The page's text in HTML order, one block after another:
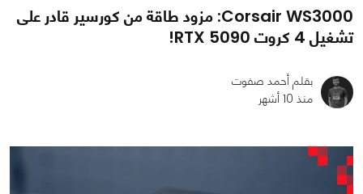
Corsair WS3000: مزود طاقة من كورسير قادر على
تشغيل 4 كروت RTX 5090!
بقلم أحمد صفوت
منذ 10 أشهر